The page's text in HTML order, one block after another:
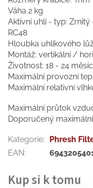
Váha 2 kg
Aktivní uhlí - typ:
RC48
Hloubka uhlíkového
Montáž: vertikální /
Životnost: 18 - 24
Maximální provozní
Maximální relativní
Maximální průtok
Doporučený
Kategorie:
Phresh
EAN: